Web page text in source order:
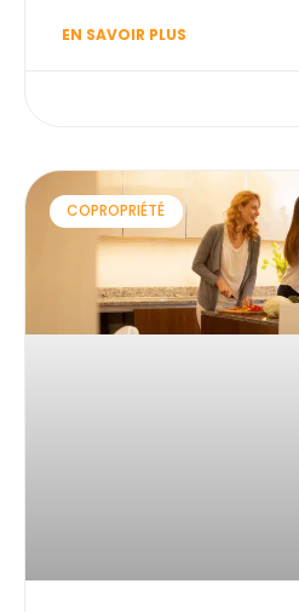
EN SAVOIR PLUS
COPROPRIÉTÉ